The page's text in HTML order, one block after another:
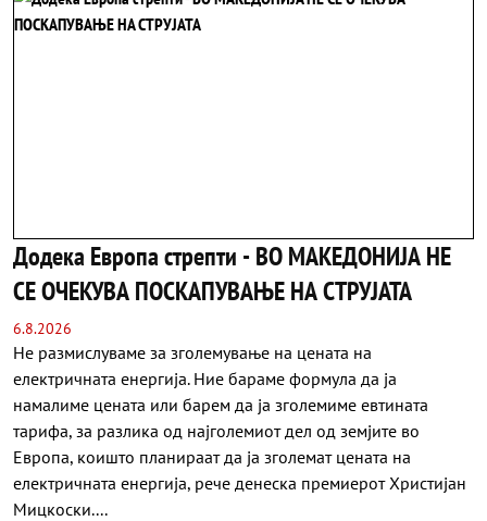
Додека Европа стрепти - ВО МАКЕДОНИЈА НЕ
СЕ ОЧЕКУВА ПОСКАПУВАЊЕ НА СТРУЈАТА
6.8.2026
Не размислуваме за зголемување на цената на
електричната енергија. Ние бараме формула да ја
намалиме цената или барем да ја зголемиме евтината
тарифа, за разлика од најголемиот дел од земјите во
Европа, коишто планираат да ја зголемат цената на
електричната енергија, рече денеска премиерот Христијан
Мицкоски....